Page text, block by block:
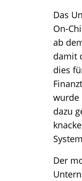
Das
On-
ab
damit
dies
wurde
dazu
Der